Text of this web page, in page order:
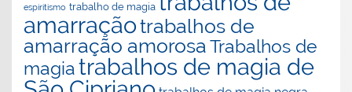
espiritismo trabalho de magia
amarraçãotrabalhos de
amarração amorosa Trabalhos de
magia trabalhos de magia de